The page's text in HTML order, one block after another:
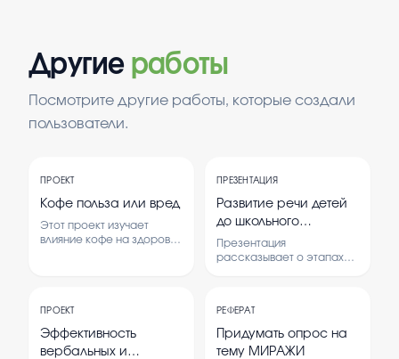
Другие работы
Посмотрите другие работы, которые создали
пользователи.
ПРОЕКТ
Кофе польза или вред
Этот проект изучает
влияние кофе на здоровье
употребления кофе.
ПРЕЗЕНТАЦИЯ
Развитие речи детей
до школьного
возраста
Презентация
рассказывает о этапах
способах поддержки
этого процесса.
Рассматриваются
ПРОЕКТ
Эффективность
вербальных и
РЕФЕРАТ
Придумать опрос на
тему МИРАЖИ